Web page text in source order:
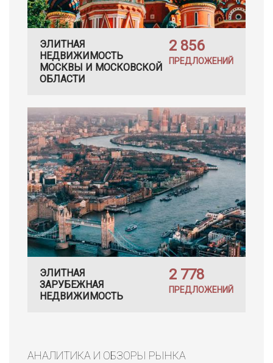
ЭЛИТНАЯ
НЕДВИЖИМОСТЬ
МОСКВЫ И МОСКОВСКОЙ
ОБЛАСТИ
2 856
ПРЕДЛОЖЕНИЙ
ЭЛИТНАЯ
ЗАРУБЕЖНАЯ
НЕДВИЖИМОСТЬ
2 778
ПРЕДЛОЖЕНИЙ
АНАЛИТИКА И ОБЗОРЫ РЫНКА